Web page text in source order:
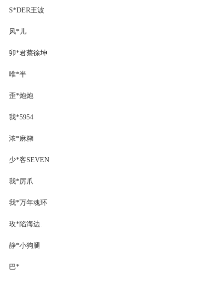
S*DER王波
风*儿
卯*君蔡徐坤
唯*半
歪*炮炮
我*5954
浓*麻糊
少*客SEVEN
我*厉爪
我*万年魂环
玫*陷海边.
静*小狗腿
巴*